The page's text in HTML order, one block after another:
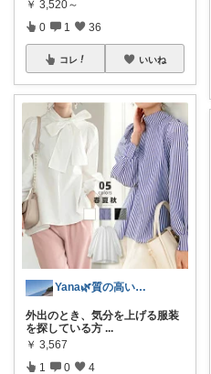
￥ 3,520～
0 1 36
コレ いいね
Yana🌿質の高い暮らしのROOM
外出のとき、気分を上げる服装
を探している方 ...
￥ 3,567
1 0 4